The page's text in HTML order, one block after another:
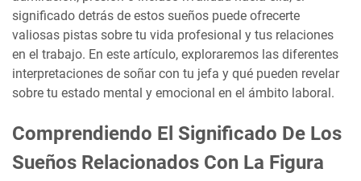
significado detrás de estos sueños puede ofrecerte
valiosas pistas sobre tu vida profesional y tus relaciones
en el trabajo. En este artículo, exploraremos las diferentes
interpretaciones de soñar con tu jefa y qué pueden revelar
sobre tu estado mental y emocional en el ámbito laboral.
Comprendiendo El Significado De Los
Sueños Relacionados Con La Figura